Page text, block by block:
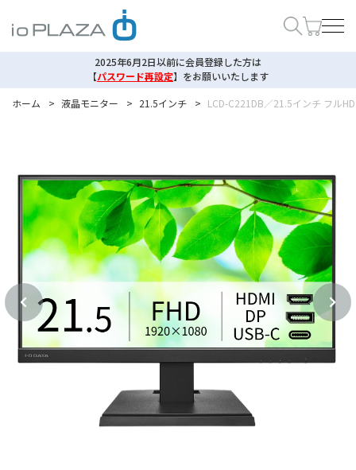
2025年6月2日以前に会員登録した方は
【パスワード再設定】 をお願いいたします
ホーム
> 液晶モニター > 21.5インチ > LCD-C221DB／21.5インチ フル